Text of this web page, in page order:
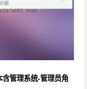
管理系统-管理员角